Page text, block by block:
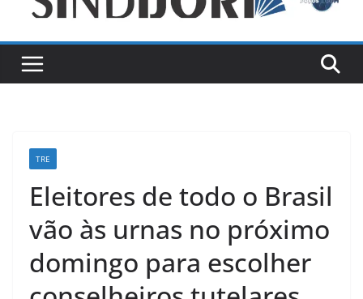
TRE
Eleitores de todo o Brasil
vão às urnas no próximo
domingo para escolher